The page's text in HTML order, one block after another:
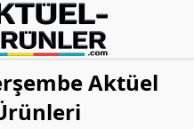
Aktüel